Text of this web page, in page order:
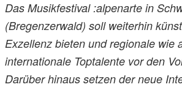
Das Musikfestival :alpenarte in
(Bregenzerwald) soll weiterhin
Exzellenz bieten und regionale wie
internationale Toptalente vor den
Darüber hinaus setzen der neue